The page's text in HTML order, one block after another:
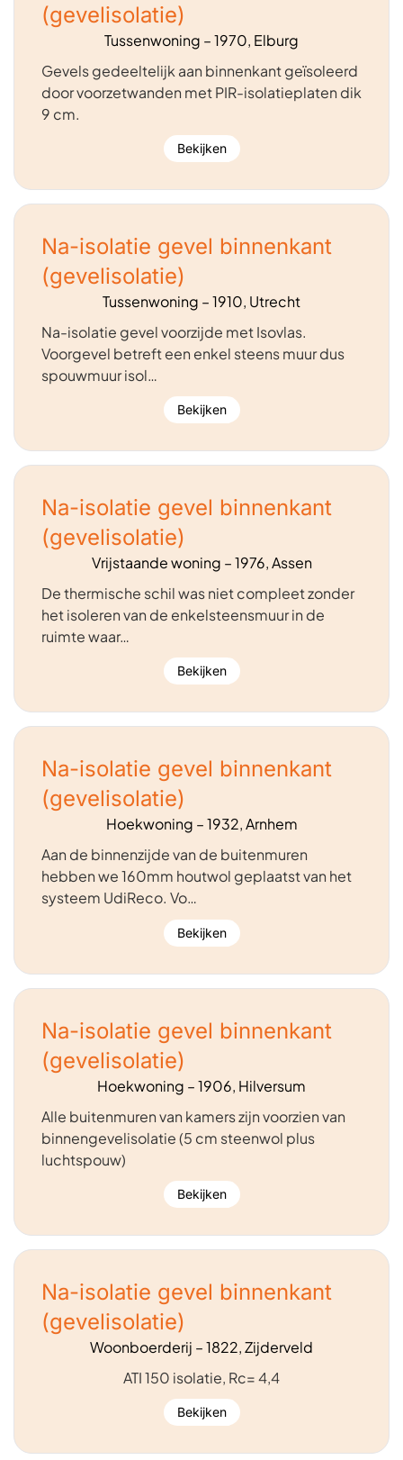
(gevelisolatie)
Tussenwoning – 1970, Elburg
Gevels gedeeltelijk aan binnenkant geïsoleerd
door voorzetwanden met PIR-isolatieplaten dik
9 cm.
Bekijken
Na-isolatie gevel binnenkant
(gevelisolatie)
Tussenwoning – 1910, Utrecht
Na-isolatie gevel voorzijde met Isovlas.
Voorgevel betreft een enkel steens muur dus
spouwmuur isol…
Bekijken
Na-isolatie gevel binnenkant
(gevelisolatie)
Vrijstaande woning – 1976, Assen
De thermische schil was niet compleet zonder
het isoleren van de enkelsteensmuur in de
ruimte waar…
Bekijken
Na-isolatie gevel binnenkant
(gevelisolatie)
Hoekwoning – 1932, Arnhem
Aan de binnenzijde van de buitenmuren
hebben we 160mm houtwol geplaatst van het
systeem UdiReco. Vo…
Bekijken
Na-isolatie gevel binnenkant
(gevelisolatie)
Hoekwoning – 1906, Hilversum
Alle buitenmuren van kamers zijn voorzien van
binnengevelisolatie (5 cm steenwol plus
luchtspouw)
Bekijken
Na-isolatie gevel binnenkant
(gevelisolatie)
Woonboerderij – 1822, Zijderveld
ATI 150 isolatie, Rc= 4,4
Bekijken